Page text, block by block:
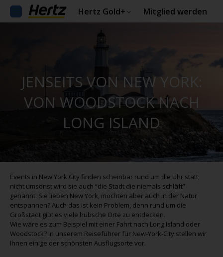
Hertz Gold+ Mitglied werden
JENSEITS VON NEW YORK:
VON WOODSTOCK NACH
LONG ISLAND
Events in New York City finden scheinbar rund um die Uhr statt;
nicht umsonst wird sie auch “die Stadt die niemals schläft”
genannt. Sie lieben New York, möchten aber auch in der Natur
entspannen? Auch das ist kein Problem, denn rund um die
Großstadt gibt es viele hübsche Orte zu entdecken.
Wie wäre es zum Beispiel mit einer Fahrt nach Long Island oder
Woodstock? In unserem Reiseführer für New-York-City stellen wir
Ihnen einige der schönsten Ausflugsorte vor.